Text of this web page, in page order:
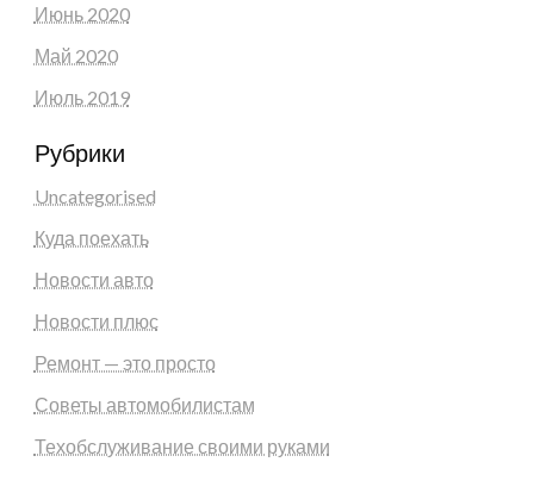
Июнь 2020
Май 2020
Июль 2019
Рубрики
Uncategorised
Куда поехать
Новости авто
Новости плюс
Ремонт — это просто
Советы автомобилистам
Техобслуживание своими руками